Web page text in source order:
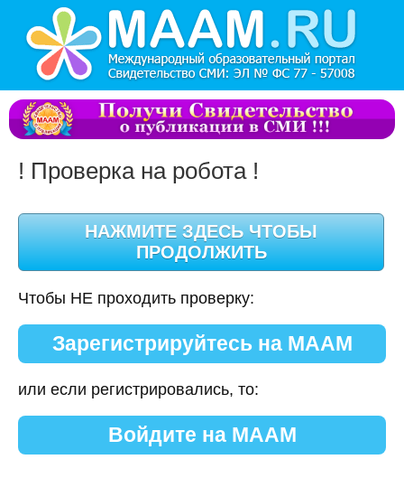
! Проверка на робота !
Чтобы НЕ проходить проверку:
Зарегистрируйтесь на МААМ
или если регистрировались, то:
Войдите на МААМ